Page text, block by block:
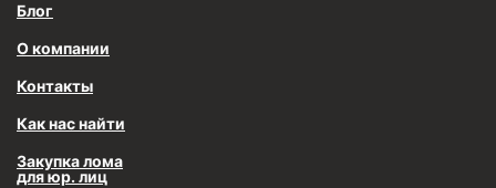
Блог
О компании
Контакты
Как нас найти
Закупка лома
для юр. лиц